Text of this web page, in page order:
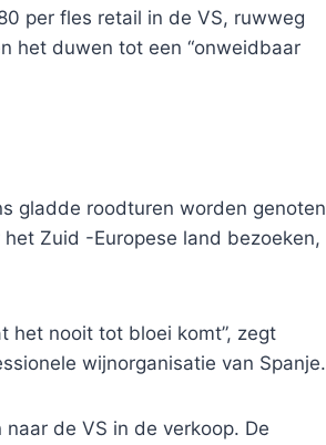
per fles retail in de VS, ruwweg
het duwen tot een “onweidbaar
gladde roodturen worden genoten
Zuid -Europese land bezoeken,
het nooit tot bloei komt”, zegt
wijnorganisatie van Spanje.
de VS in de verkoop. De